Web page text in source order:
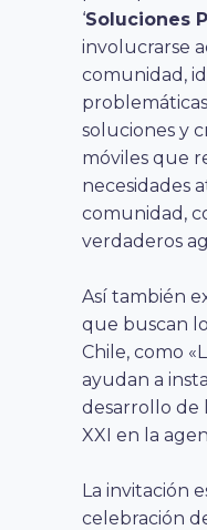
‘Soluciones
involucrarse
comunidad,
soluciones y
móviles que
necesidades
comunidad,
verdaderos
Así también
que buscan
Chile, como
ayudan a
desarrollo de
XXI en la
La invitación
celebración